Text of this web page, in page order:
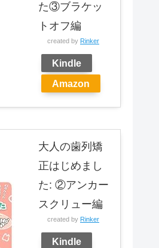
た③ブラケッ
トオフ編
created by Rinker
Kindle
Amazon
大人の歯列矯
正はじめまし
た: ②アンカー
スクリュー編
created by Rinker
Kindle